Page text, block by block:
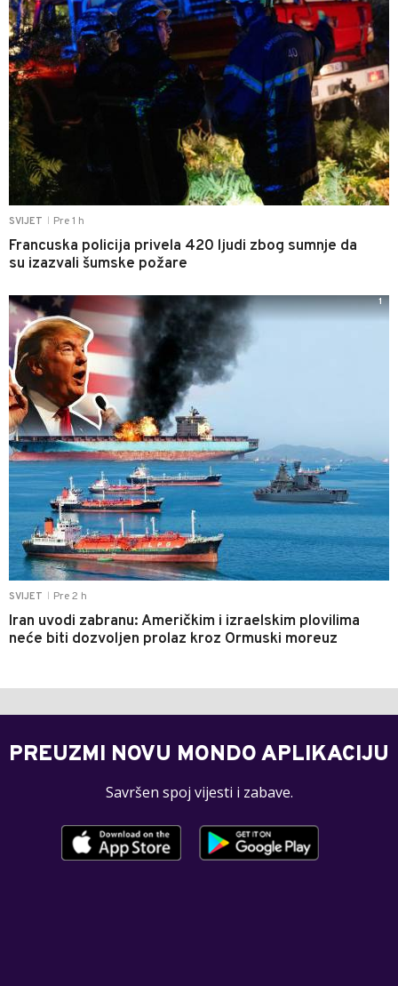
SVIJET Pre 1 h
Francuska policija privela 420 ljudi zbog sumnje da
su izazvali šumske požare
SVIJET Pre 2 h
Iran uvodi zabranu: Američkim i izraelskim plovilima
neće biti dozvoljen prolaz kroz Ormuski moreuz
1
PREUZMI NOVU MONDO APLIKACIJU
Savršen spoj vijesti i zabave.